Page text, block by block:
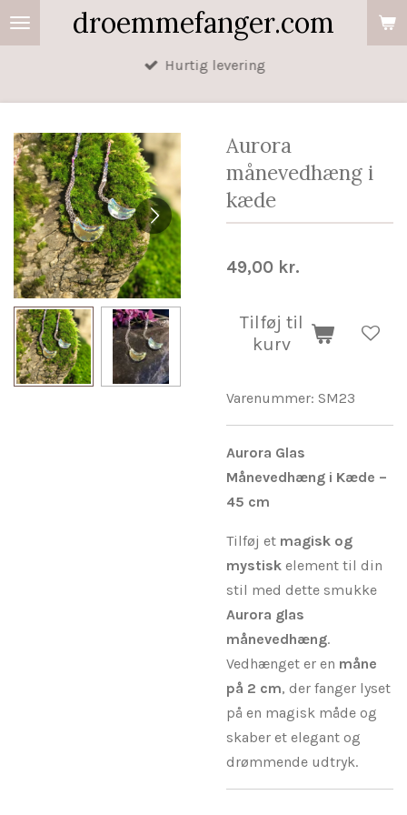
Spring
til
droemmefanger.com
Hurtig levering
Aurora
månevedhæng i
kæde
49,00 kr.
Tilføj til
kurv
Varenummer: SM23
Aurora Glas
Månevedhæng i Kæde –
45 cm
Tilføj et magisk og
mystisk element til din
stil med dette smukke
Aurora glas
månevedhæng.
Vedhænget er en måne
på 2 cm, der fanger lyset
på en magisk måde og
skaber et elegant og
drømmende udtryk.